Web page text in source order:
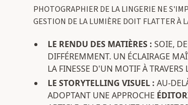
PHOTOGRAPHIER DE LA LINGERIE NE
GESTION DE LA LUMIÈRE DOIT FLATTER À
LE RENDU DES MATIÈRES : SOIE,
DIFFÉREMMENT. UN ÉCLAIRAGE
LA FINESSE D'UN MOTIF À TRAVERS
LE STORYTELLING VISUEL : AU-
ADOPTANT UNE APPROCHE